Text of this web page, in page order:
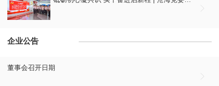
企业公告
董事会召开日期